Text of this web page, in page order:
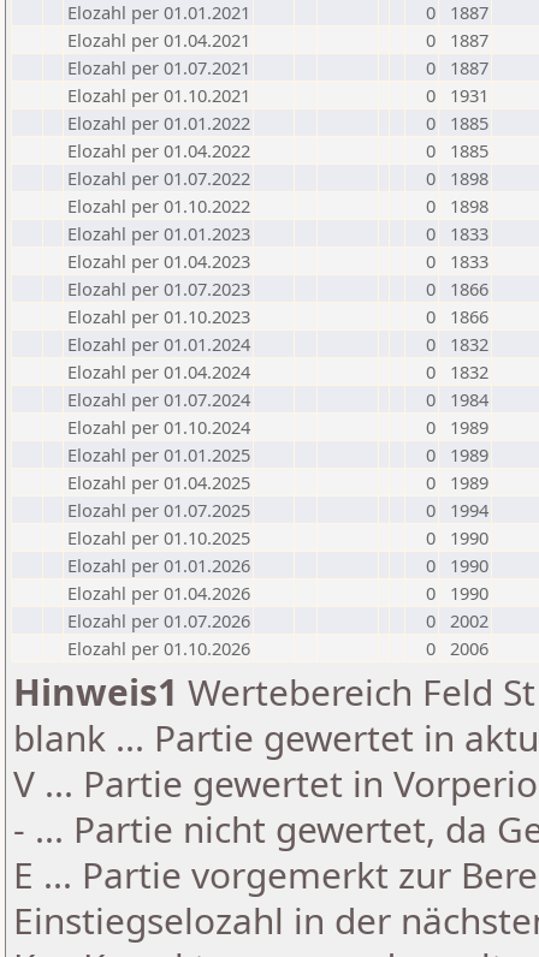
Elozahl per 01.01.2021
0
1887
Elozahl per 01.04.2021
0
1887
Elozahl per 01.07.2021
0
1887
Elozahl per 01.10.2021
0
1931
Elozahl per 01.01.2022
0
1885
Elozahl per 01.04.2022
0
1885
Elozahl per 01.07.2022
0
1898
Elozahl per 01.10.2022
0
1898
Elozahl per 01.01.2023
0
1833
Elozahl per 01.04.2023
0
1833
Elozahl per 01.07.2023
0
1866
Elozahl per 01.10.2023
0
1866
Elozahl per 01.01.2024
0
1832
Elozahl per 01.04.2024
0
1832
Elozahl per 01.07.2024
0
1984
Elozahl per 01.10.2024
0
1989
Elozahl per 01.01.2025
0
1989
Elozahl per 01.04.2025
0
1989
Elozahl per 01.07.2025
0
1994
Elozahl per 01.10.2025
0
1990
Elozahl per 01.01.2026
0
1990
Elozahl per 01.04.2026
0
1990
Elozahl per 01.07.2026
0 2002
Elozahl per 01.10.2026
0 2006
Hinweis1 Wertebereich Feld
blank ... Partie gewertet in
V ... Partie gewertet in
- ... Partie nicht gewertet, da
E ... Partie vorgemerkt zur
Einstiegselozahl in der